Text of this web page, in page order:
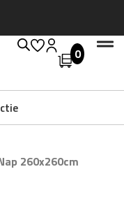
0
260x260cm